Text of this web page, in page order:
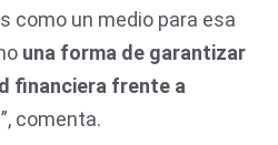
como un medio para esa
una forma de garantizar
financiera frente a
”, comenta.